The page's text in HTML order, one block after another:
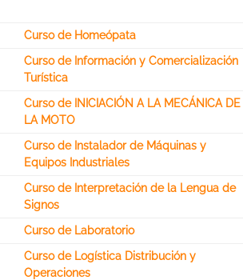
Curso de Homeópata
Curso de Información y Comercialización
Turística
Curso de INICIACIÓN A LA MECÁNICA DE
LA MOTO
Curso de Instalador de Máquinas y
Equipos Industriales
Curso de Interpretación de la Lengua de
Signos
Curso de Laboratorio
Curso de Logística Distribución y
Operaciones